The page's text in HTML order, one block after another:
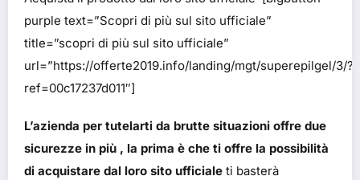
purple text=”Scopri di più sul sito ufficiale”
title=”scopri di più sul sito ufficiale”
url=”https://offerte2019.info/landing/mgt/superepilgel/3/?
ref=00c17237d011″]
L’azienda per tutelarti da brutte situazioni offre due
sicurezze in più , la prima è che ti offre la possibilità
di acquistare dal loro sito ufficiale ti basterà